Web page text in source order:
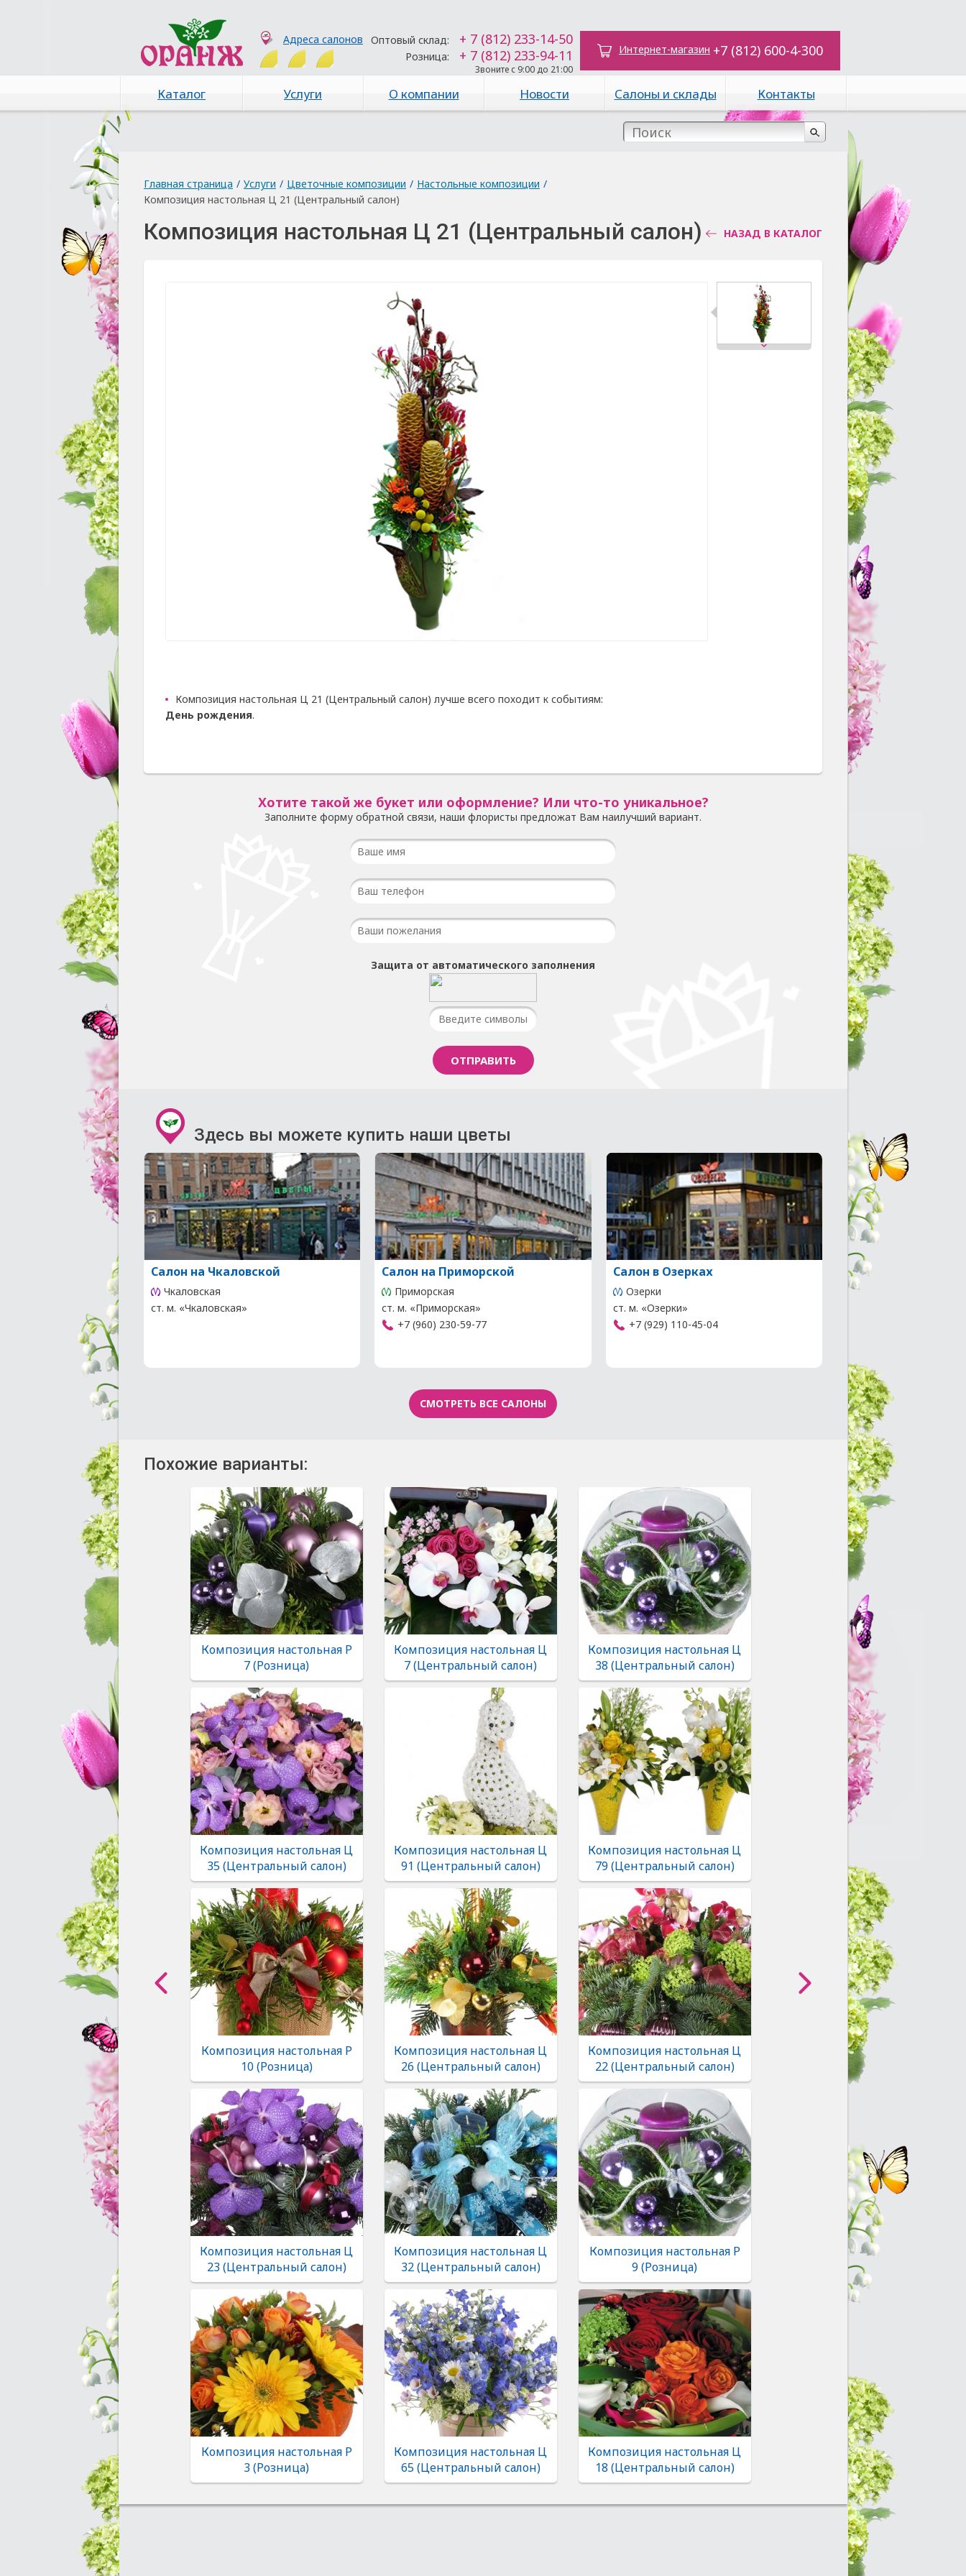
Адреса салонов Оптовый склад: + 7 (812) 233-14-50
Розница: + 7 (812) 233-94-11
Звоните с 9:00 до 21:00
Интернет-магазин +7 (812) 600-4-300
Каталог Услуги О компании Новости Салоны и склады Контакты
Главная страница / Услуги / Цветочные композиции / Настольные композиции /
Композиция настольная Ц 21 (Центральный салон)
Композиция настольная Ц 21 (Центральный салон) НАЗАД В КАТАЛОГ
Композиция настольная Ц 21 (Центральный салон) лучше всего походит к событиям:
День рождения.
Хотите такой же букет или оформление? Или что-то уникальное?
Заполните форму обратной связи, наши флористы предложат Вам наилучший вариант.
Защита от автоматического заполнения
Здесь вы можете купить наши цветы
Салон на Чкаловской
Чкаловская
ст. м. «Чкаловская»
Салон на Приморской
Приморская
ст. м. «Приморская»
+7 (960) 230-59-77
Салон в Озерках
Озерки
ст. м. «Озерки»
+7 (929) 110-45-04
СМОТРЕТЬ ВСЕ САЛОНЫ
Похожие варианты:
Композиция настольная Р
7 (Розница)
Композиция настольная Ц
7 (Центральный салон)
Композиция настольная Ц
38 (Центральный салон)
Композиция настольная Ц
35 (Центральный салон)
Композиция настольная Ц
91 (Центральный салон)
Композиция настольная Ц
79 (Центральный салон)
Композиция настольная Р
10 (Розница)
Композиция настольная Ц
26 (Центральный салон)
Композиция настольная Ц
22 (Центральный салон)
Композиция настольная Ц
23 (Центральный салон)
Композиция настольная Ц
32 (Центральный салон)
Композиция настольная Р
9 (Розница)
Композиция настольная Р
3 (Розница)
Композиция настольная Ц
65 (Центральный салон)
Композиция настольная Ц
18 (Центральный салон)